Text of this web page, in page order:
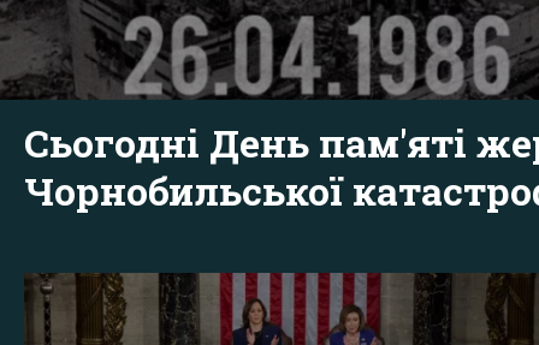
Сьогодні День пам'яті
Чорнобильської